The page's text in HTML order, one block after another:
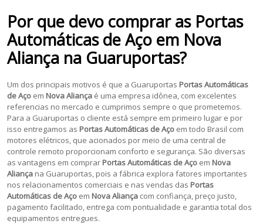
Por que devo comprar as Portas
Automáticas de Aço em Nova
Aliança na Guaruportas?
Um dos principais motivos é que a Guaruportas Portas Automáticas
de Aço em Nova Aliança é uma empresa idônea, com excelentes
referencias no mercado e cumprimos sempre o que prometemos.
Para a Guaruportas o cliente está sempre em primeiro lugar e por
isso entregamos as Portas Automáticas de Aço em todo Brasil com
motores elétricos, que acionados por meio de uma central de
controle remoto proporcionam conforto e segurança. São diversas
as vantagens em comprar Portas Automáticas de Aço em Nova
Aliança na Guaruportas, pois a fábrica explora fatores importantes
nos relacionamentos comerciais e nas vendas das Portas
Automáticas de Aço em Nova Aliança com confiança, preço justo,
pagamento facilitado, entrega com pontualidade e garantia total dos
equipamentos entregues.